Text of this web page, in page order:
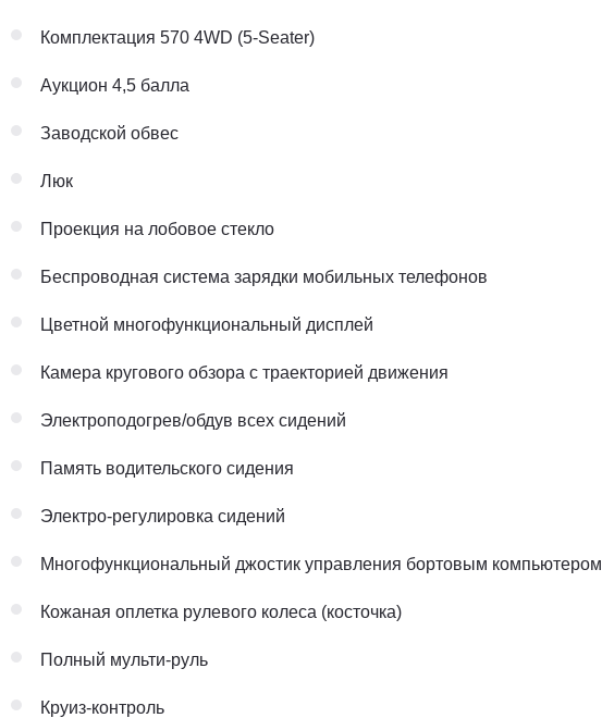
Комплектация 570 4WD (5-Seater)
Аукцион 4,5 балла
Заводской обвес
Люк
Проекция на лобовое стекло
Беспроводная система зарядки мобильных телефонов
Цветной многофункциональный дисплей
Камера кругового обзора с траекторией движения
Электроподогрев/обдув всех сидений
Память водительского сидения
Электро-регулировка сидений
Многофункциональный джостик управления бортовым компьютером
Кожаная оплетка рулевого колеса (косточка)
Полный мульти-руль
Круиз-контроль